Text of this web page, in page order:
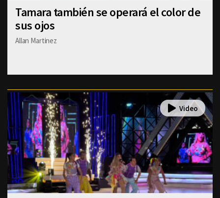
Tamara también se operará el color de
sus ojos
Allan Martinez